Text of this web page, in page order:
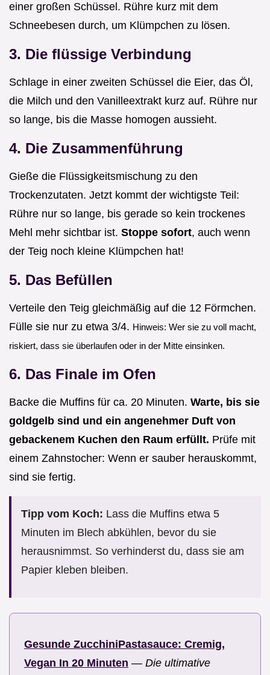
einer großen Schüssel. Rühre kurz mit dem
Schneebesen durch, um Klümpchen zu lösen.
3. Die flüssige Verbindung
Schlage in einer zweiten Schüssel die Eier, das Öl,
die Milch und den Vanilleextrakt kurz auf. Rühre nur
so lange, bis die Masse homogen aussieht.
4. Die Zusammenführung
Gieße die Flüssigkeitsmischung zu den
Trockenzutaten. Jetzt kommt der wichtigste Teil:
Rühre nur so lange, bis gerade so kein trockenes
Mehl mehr sichtbar ist. Stoppe sofort, auch wenn
der Teig noch kleine Klümpchen hat!
5. Das Befüllen
Verteile den Teig gleichmäßig auf die 12 Förmchen.
Fülle sie nur zu etwa 3/4. Hinweis: Wer sie zu voll macht,
riskiert, dass sie überlaufen oder in der Mitte einsinken.
6. Das Finale im Ofen
Backe die Muffins für ca. 20 Minuten. Warte, bis sie
goldgelb sind und ein angenehmer Duft von
gebackenem Kuchen den Raum erfüllt. Prüfe mit
einem Zahnstocher: Wenn er sauber herauskommt,
sind sie fertig.
Tipp vom Koch: Lass die Muffins etwa 5
Minuten im Blech abkühlen, bevor du sie
herausnimmst. So verhinderst du, dass sie am
Papier kleben bleiben.
Gesunde ZucchiniPastasauce: Cremig,
Vegan In 20 Minuten — Die ultimative